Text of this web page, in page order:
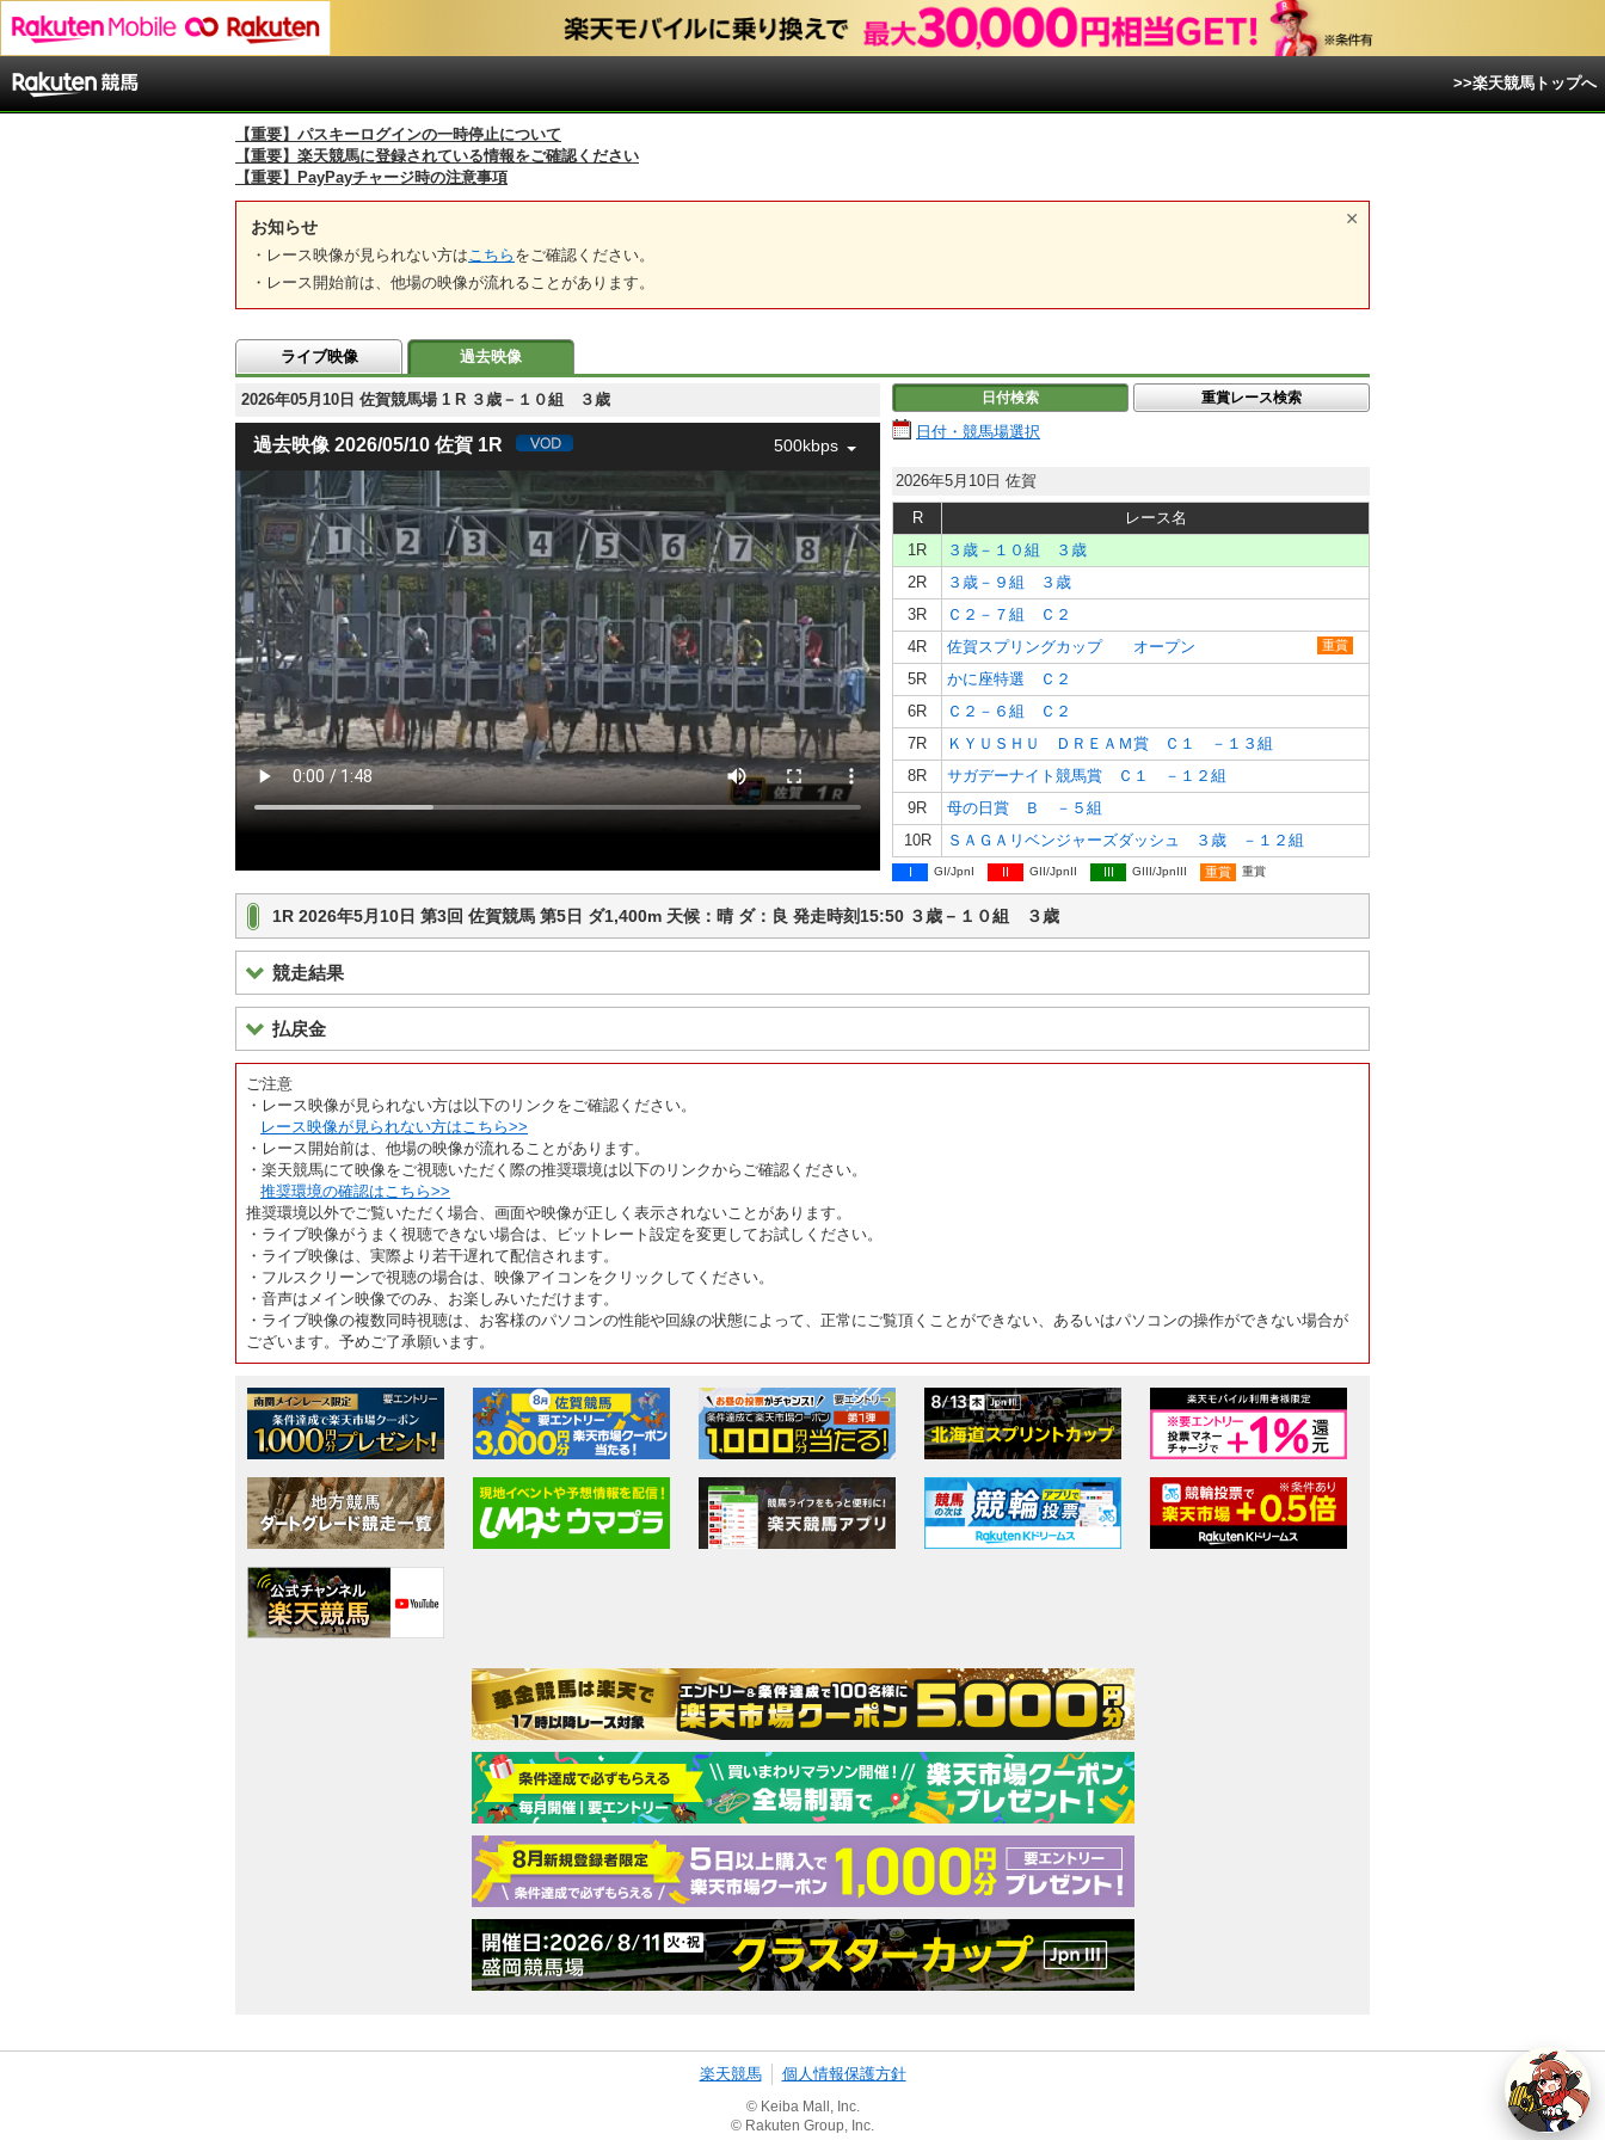
>>楽天競馬トップへ
【重要】パスキーログインの一時停止について
【重要】楽天競馬に登録されている情報をご確認ください
【重要】PayPayチャージ時の注意事項
お知らせ
・レース映像が見られない方は こちら をご確認ください。
・レース開始前は、他場の映像が流れることがあります。
ライブ映像 過去映像
2026年05月10日 佐賀競馬場 1 R ３歳－１０組 ３歳
過去映像 2026/05/10 佐賀 1R 500kbps
日付検索 重賞レース検索
日付・競馬場選択
2026年5月10日 佐賀
R
レース名
1R
３歳－１０組 ３歳
2R
３歳－９組 ３歳
3R
Ｃ２－７組 Ｃ２
4R
佐賀スプリングカップ オープン 重賞
5R
かに座特選 Ｃ２
6R
Ｃ２－６組 Ｃ２
7R
ＫＹＵＳＨＵ ＤＲＥＡＭ賞 Ｃ１ －１３組
8R
サガデーナイト競馬賞 Ｃ１ －１２組
9R
母の日賞 Ｂ －５組
10R
ＳＡＧＡリベンジャーズダッシュ ３歳 －１２組
I GI/JpnI II GII/JpnII III GIII/JpnIII 重賞 重賞
1R 2026年5月10日 第3回 佐賀競馬 第5日 ダ1,400m 天候：晴 ダ：良 発走時刻15:50 ３歳－１０組 ３歳
競走結果
払戻金
ご注意
・レース映像が見られない方は以下のリンクをご確認ください。
レース映像が見られない方はこちら>>
・レース開始前は、他場の映像が流れることがあります。
・楽天競馬にて映像をご視聴いただく際の推奨環境は以下のリンクからご確認ください。
推奨環境の確認はこちら>>
推奨環境以外でご覧いただく場合、画面や映像が正しく表示されないことがあります。
・ライブ映像がうまく視聴できない場合は、ビットレート設定を変更してお試しください。
・ライブ映像は、実際より若干遅れて配信されます。
・フルスクリーンで視聴の場合は、映像アイコンをクリックしてください。
・音声はメイン映像でのみ、お楽しみいただけます。
・ライブ映像の複数同時視聴は、お客様のパソコンの性能や回線の状態によって、正常にご覧頂くことができない、あるいはパソコンの操作ができない場合が
ございます。予めご了承願います。
楽天競馬 個人情報保護方針
© Keiba Mall, Inc.
© Rakuten Group, Inc.